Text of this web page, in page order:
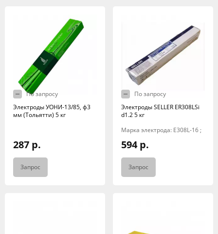
По запросу
Электроды УОНИ-13/85, ф3
мм (Тольятти) 5 кг
287 р.
Запрос
По запросу
Электроды SELLER ER308LSi
d1.2 5 кг
Марка электрода: E308L-16 ;
594 р.
Запрос